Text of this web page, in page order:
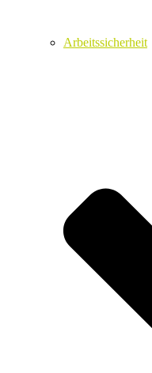
Arbeitssicherheit